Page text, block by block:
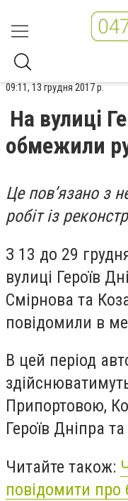
09:11, 13 грудня 2017 р.
На вулиці
обмежили
Це пов’язано з
робіт із
З 13 до 29
вулиці Героїв
Смірнова та
повідомили в
В цей період
Припортовою,
Героїв Дніпра
Читайте також:
повідомити про